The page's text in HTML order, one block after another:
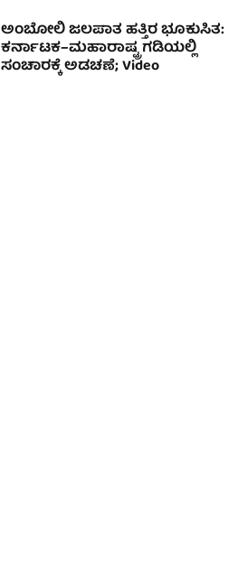
ಅಂಬೋಲಿ ಜಲಪಾತ ಹತ್ತಿರ ಭೂಕುಸಿತ:
ಕರ್ನಾಟಕ–ಮಹಾರಾಷ್ಟ್ರ ಗಡಿಯಲ್ಲಿ
ಸಂಚಾರಕ್ಕೆ ಅಡಚಣೆ; Video